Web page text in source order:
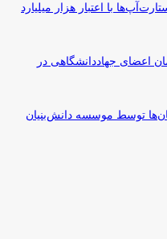
با اعتبار هزار میلیارد
اعضای جهاددانشگاهی در
توسط موسسه دانش‌بنیان